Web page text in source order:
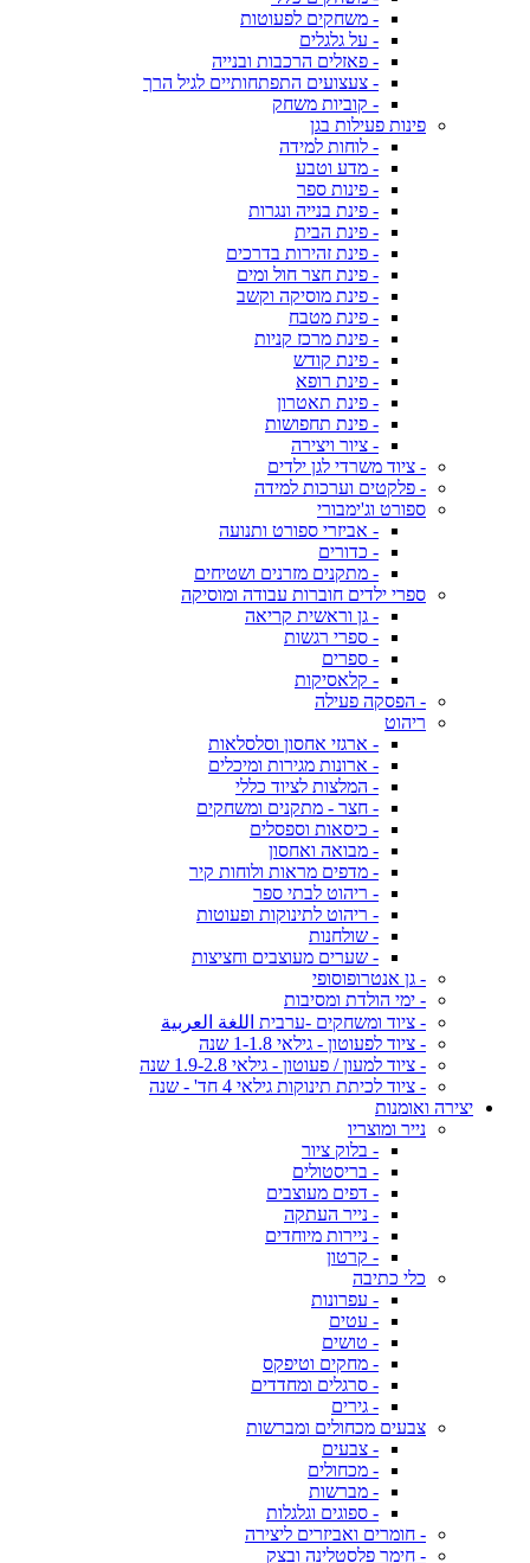
- משחקים לפעוטות
- על גלגלים
- פאזלים הרכבות ובנייה
- צעצועים התפתחותיים לגיל הרך
- קוביות משחק
פינות פעילות בגן
- לוחות למידה
- מדע וטבע
- פינות ספר
- פינת בנייה ונגרות
- פינת הבית
- פינת זהירות בדרכים
- פינת חצר חול ומים
- פינת מוסיקה וקשב
- פינת מטבח
- פינת מרכז קניות
- פינת קודש
- פינת רופא
- פינת תאטרון
- פינת תחפושות
- ציור ויצירה
- ציוד משרדי לגן ילדים
- פלקטים וערכות למידה
ספורט וג'ימבורי
- אביזרי ספורט ותנועה
- כדורים
- מתקנים מזרנים ושטיחים
ספרי ילדים חוברות עבודה ומוסיקה
- גן וראשית קריאה
- ספרי רגשות
- ספרים
- קלאסיקות
- הפסקה פעילה
ריהוט
- ארגזי אחסון וסלסלאות
- ארונות מגירות ומיכלים
- המלצות לציוד כללי
- חצר - מתקנים ומשחקים
- כיסאות וספסלים
- מבואה ואחסון
- מדפים מראות ולוחות קיר
- ריהוט לבתי ספר
- ריהוט לתינוקות ופעוטות
- שולחנות
- שערים מעוצבים וחציצות
- גן אנטרופוסופי
- ימי הולדת ומסיבות
- ציוד ומשחקים -ערבית اللغة العربية
- ציוד לפעוטון - גילאי 1-1.8 שנה
- ציוד למעון / פעוטון - גילאי 1.9-2.8 שנה
- ציוד לכיתת תינוקות גילאי 4 חד' - שנה
יצירה ואומנות
נייר ומוצריו
- בלוק ציור
- בריסטולים
- דפים מעוצבים
- נייר העתקה
- ניירות מיוחדים
- קרטון
כלי כתיבה
- עפרונות
- עטים
- טושים
- מחקים וטיפקס
- סרגלים ומחדדים
- גירים
צבעים מכחולים ומברשות
- צבעים
- מכחולים
- מברשות
- ספוגים וגלגלות
- חומרים ואביזרים ליצירה
- חימר פלסטלינה ובצק